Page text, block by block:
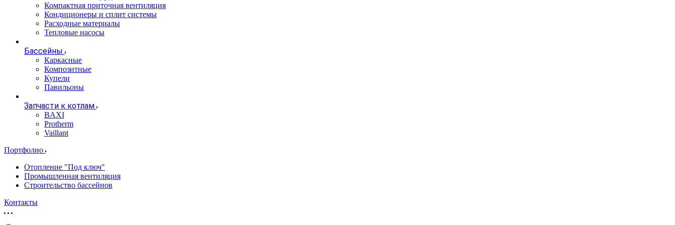
Компактная приточная вентиляция
Кондиционеры и сплит системы
Расходные материалы
Тепловые насосы
Бассейны
Каркасные
Композитные
Купели
Павильоны
Запчасти к котлам
BAXI
Protherm
Vaillant
Портфолио
Отопление "Под ключ"
Промышленная вентиляция
Строительство бассейнов
Контакты